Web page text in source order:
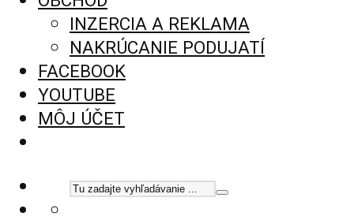
INZERCIA A REKLAMA
NAKRÚCANIE PODUJATÍ
FACEBOOK
YOUTUBE
MÔJ ÚČET